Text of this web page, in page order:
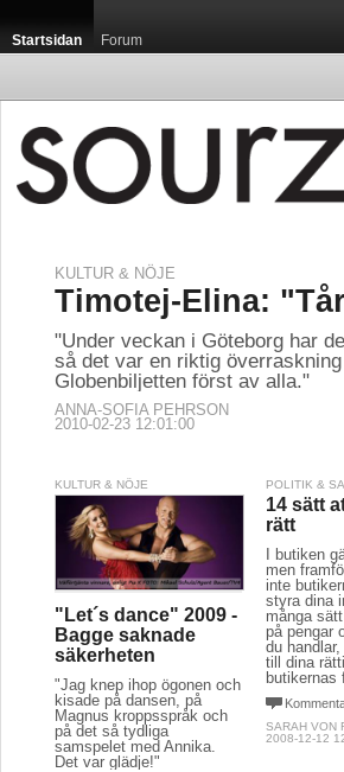
Startsidan Forum
KULTUR & NÖJE
Timotej-Elina:
"Under veckan i Göteborg har
så det var en riktig
Globenbiljetten först av alla."
ANNA-SOFIA PEHRSON
2010-02-23 12:01:00
KULTUR & NÖJE
"Let´s dance" 2009 -
Bagge saknade
säkerheten
"Jag knep ihop ögonen och
kisade på dansen, på
Magnus kroppsspråk och
på det så tydliga
samspelet med Annika.
Det var glädje!"
POLITIK &
14 sätt
rätt
I butiken
men
inte
styra dina
många
på pengar
du
till dina
butikernas
SARAH VON
2008-12-12